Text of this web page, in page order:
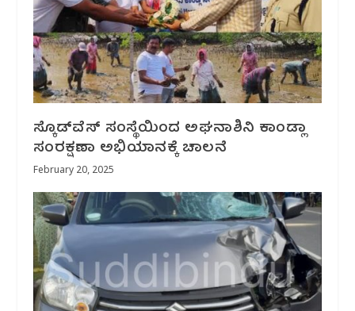
ಸ್ಕೊಡ್‌ವೆಸ್ ಸಂಸ್ಥೆಯಿಂದ ಅಘನಾಶಿನಿ ಕಾಂಡ್ಲಾ
ಸಂರಕ್ಷಣಾ ಅಭಿಯಾನಕ್ಕೆ ಚಾಲನೆ
February 20, 2025